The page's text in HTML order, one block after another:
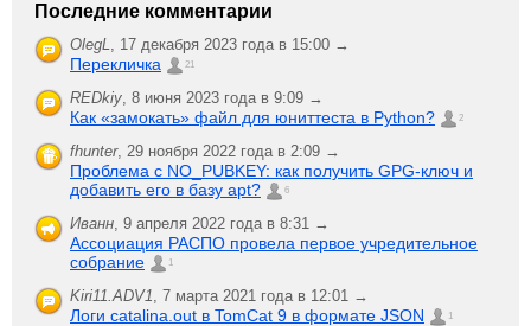
Последние комментарии
OlegL, 17 декабря 2023 года в 15:00 →
Перекличка 21
REDkiy, 8 июня 2023 года в 9:09 →
Как «замокать» файл для юниттеста в Python? 2
fhunter, 29 ноября 2022 года в 2:09 →
Проблема с NO_PUBKEY: как получить GPG-ключ и
добавить его в базу apt?
6
Иванн, 9 апреля 2022 года в 8:31 →
Ассоциация РАСПО провела первое учредительное
собрание
1
Kiri11.ADV1, 7 марта 2021 года в 12:01 →
Логи catalina.out в TomCat 9 в формате JSON 1